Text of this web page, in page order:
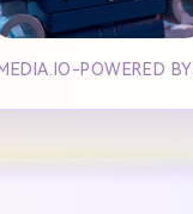
POWERED BY